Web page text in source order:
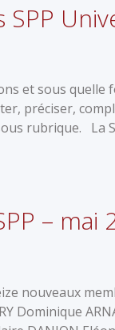
et sous
préciser,
rubrique. La
– mai
nouveaux
Dominique